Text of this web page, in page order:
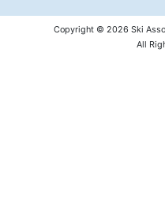
Copyright © 2026 Ski
All